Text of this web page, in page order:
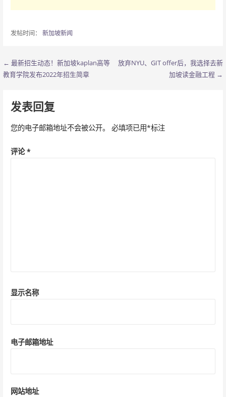
发帖时间： 新加坡新闻
文
导
航
← 最新招生动态！新加坡kaplan高等
教育学院发布2022年招生简章
放弃NYU、GIT offer后，我选择去新
加坡读金融工程 →
发表回复
您的电子邮箱地址不会被公开。 必填项已用*标注
评论*
显示名称
电子邮箱地址
网站地址